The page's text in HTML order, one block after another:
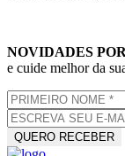
NOVIDADES
e cuide melhor da